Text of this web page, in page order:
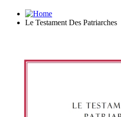
Le Testament Des Patriarches